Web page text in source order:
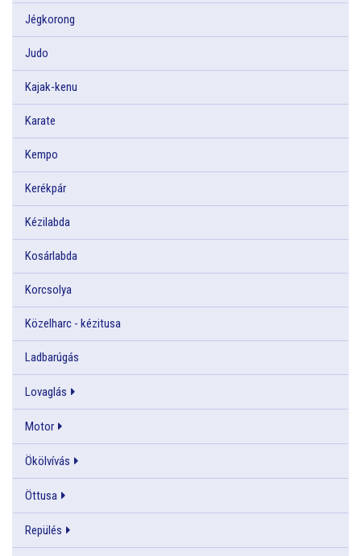
Jégkorong
Judo
Kajak-kenu
Karate
Kempo
Kerékpár
Kézilabda
Kosárlabda
Korcsolya
Közelharc - kézitusa
Ladbarúgás
Lovaglás
Motor
Ökölvívás
Öttusa
Repülés